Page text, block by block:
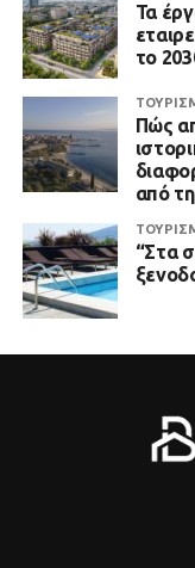
Τα
το
Πώς
από
“Στα